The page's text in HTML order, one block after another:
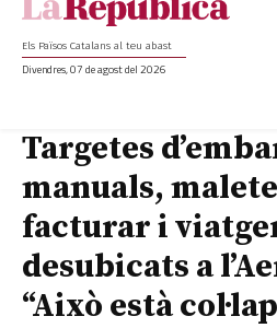
Els Països Catalans al teu abast
Divendres, 07 de agost del 2026
Targetes
manuals,
facturar i
desubicats a
“Això està